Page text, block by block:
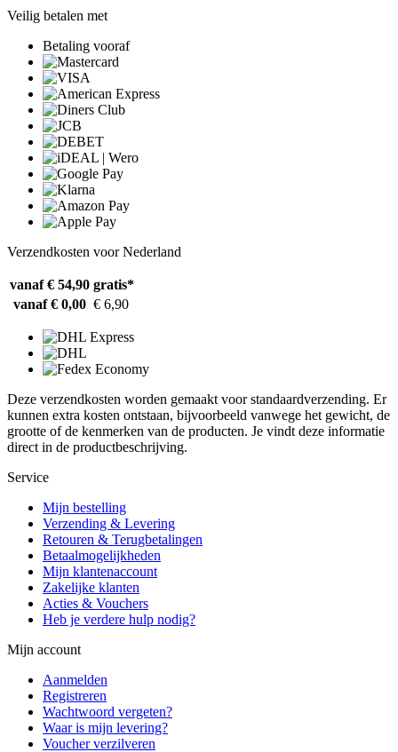
Veilig betalen met
Betaling vooraf
Verzendkosten voor Nederland
vanaf € 54,90 gratis*
vanaf € 0,00 € 6,90
Deze verzendkosten worden gemaakt voor standaardverzending. Er
kunnen extra kosten ontstaan, bijvoorbeeld vanwege het gewicht, de
grootte of de kenmerken van de producten. Je vindt deze informatie
direct in de productbeschrijving.
Service
Mijn bestelling
Verzending & Levering
Retouren & Terugbetalingen
Betaalmogelijkheden
Mijn klantenaccount
Zakelijke klanten
Acties & Vouchers
Heb je verdere hulp nodig?
Mijn account
Aanmelden
Registreren
Wachtwoord vergeten?
Waar is mijn levering?
Voucher verzilveren